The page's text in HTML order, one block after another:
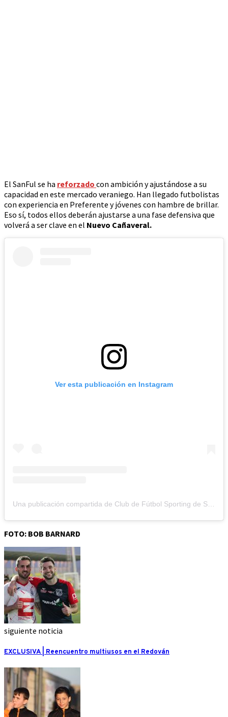
El SanFul se ha reforzado con ambición y ajustándose a su
capacidad en este mercado veraniego. Han llegado futbolistas
con experiencia en Preferente y jóvenes con hambre de brillar.
Eso sí, todos ellos deberán ajustarse a una fase defensiva que
volverá a ser clave en el Nuevo Cañaveral.
Ver esta publicación en Instagram
Una publicación compartida de Club de Fútbol Sporting de San Fulgencio (@cfsportingsanfulgencio)
FOTO: BOB BARNARD
siguiente noticia
EXCLUSIVA | Reencuentro multiusos en el Redován